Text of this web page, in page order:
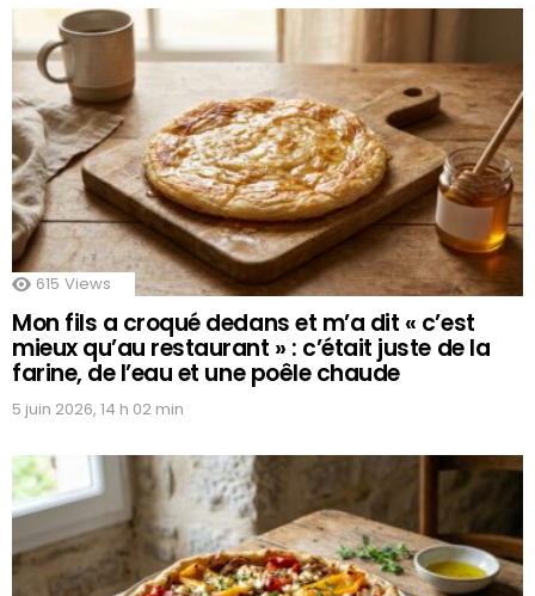
615 Views
Mon fils a croqué dedans et m’a dit « c’est
mieux qu’au restaurant » : c’était juste de la
farine, de l’eau et une poêle chaude
5 juin 2026, 14 h 02 min